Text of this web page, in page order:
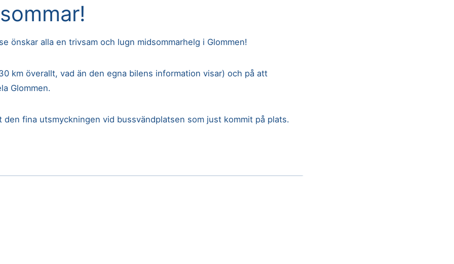
önskar alla en trivsam och lugn midsommarhelg i Glommen!
km överallt, vad än den egna bilens information visar) och på att
Glommen.
den fina utsmyckningen vid bussvändplatsen som just kommit på plats.